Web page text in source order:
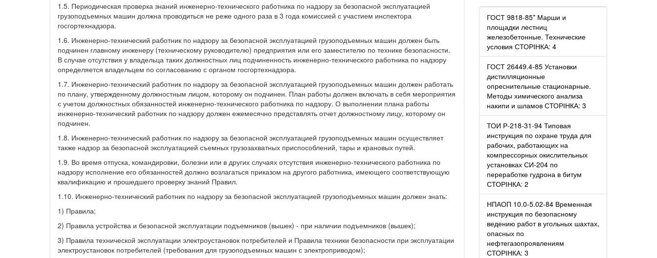
1.5. Периодическая проверка знаний инженерно-технического работника по надзору за безопасной эксплуатацией
грузоподъемных машин должна проводиться не реже одного раза в 3 года комиссией с участием инспектора
госгортехнадзора.
1.6. Инженерно-технический работник по надзору за безопасной эксплуатацией грузоподъемных машин должен быть
подчинен главному инженеру (техническому руководителю) предприятия или его заместителю по технике безопасности.
В случае отсутствия у владельца таких должностных лиц подчиненность инженерно-технического работника по надзору
определяется владельцем по согласованию с органом госгортехнадзора.
1.7. Инженерно-технический работник по надзору за безопасной эксплуатацией грузоподъемных машин должен работать
по плану, утвержденному должностным лицом, которому он подчинен. План работы должен включать в себя мероприятия
с учетом должностных обязанностей инженерно-технического работника по надзору. О выполнении плана работы
инженерно-технический работник по надзору должен ежемесячно представлять отчет должностному лицу, которому он
подчинен.
1.8. Инженерно-технический работник по надзору за безопасной эксплуатацией грузоподъемных машин осуществляет
также надзор за безопасной эксплуатацией съемных грузозахватных приспособлений, тары и крановых путей.
1.9. Во время отпуска, командировки, болезни или в других случаях отсутствия инженерно-технического работника по
надзору исполнение его обязанностей должно возлагаться приказом на другого работника, имеющего соответствующую
квалификацию и прошедшего проверку знаний Правил.
1.10. Инженерно-технический работник по надзору за безопасной эксплуатацией грузоподъемных машин должен знать:
1) Правила;
2) Правила устройства и безопасной эксплуатации подъемников (вышек) - при наличии подъемников (вышек);
3) Правила технической эксплуатации электроустановок потребителей и Правила техники безопасности при эксплуатации
электроустановок потребителей (требования для грузоподъемных машин с электроприводом);
ГОСТ 9818-85* Марши и
площадки лестниц
железобетонные. Технические
условия СТОРІНКА: 4
ГОСТ 26449.4-85 Установки
дистилляционные
опреснительные стационарные.
Методы химического анализа
накипи и шламов СТОРІНКА: 3
ТОИ Р-218-31-94 Типовая
инструкция по охране труда для
рабочих, работающих на
компрессорных окислительных
установках СИ-204 по
переработке гудрона в битум
СТОРІНКА: 2
НПАОП 10.0-5.02-84 Временная
инструкция по безопасному
ведению работ в угольных шахтах,
опасных по
нефтегазопроявлениям
СТОРІНКА: 3